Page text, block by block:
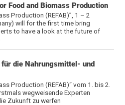
Food and Biomass Production
Production (REFAB)”, 1 – 2
will for the first time bring
to have a look at the future of
die Nahrungsmittel- und
Production (REFAB)“ vom 1. bis 2.
wegweisende Experten
Zukunft zu werfen